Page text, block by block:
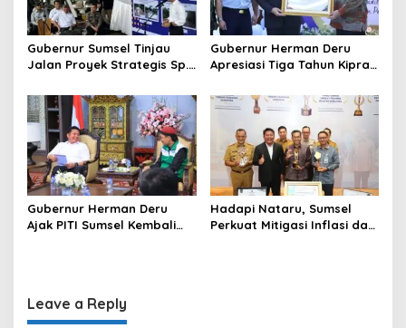
Gubernur Sumsel Tinjau
Jalan Proyek Strategis Sp.
Desa Keman OKI
Gubernur Herman Deru
Apresiasi Tiga Tahun Kiprah
Pilar Keadilan Tata Usaha
Negara
Gubernur Herman Deru
Ajak PITI Sumsel Kembali
Hadapi Nataru, Sumsel
Perkuat Mitigasi Inflasi dan
Leave a Reply